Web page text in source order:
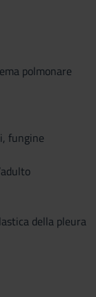
polmonare
fungine
della pleura